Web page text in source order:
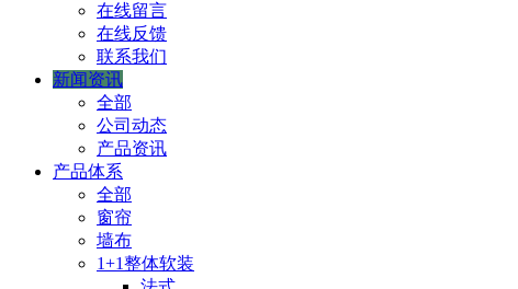
在线留言
在线反馈
联系我们
新闻资讯
全部
公司动态
产品资讯
产品体系
全部
窗帘
墙布
1+1整体软装